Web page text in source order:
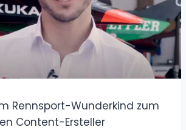
Rennsport-Wunderkind zum
Content-Ersteller